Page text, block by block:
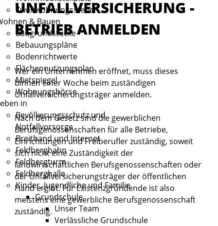
Zweitwohnungssteuer
& Bauen
Baugrundstücke
Bebauungspläne
Bodenrichtwerte
Flächennutzungsplan
Mietspiegel
Wohnungsbörse
in
Bevölkerungsschutz und
Notfallvorsorge
Breitband und Internet
Feldbergbahn
Feldbergturm
Feldberghalle
Kinder, Jugendliche und Familie
Grundschule
Unser Team
Verlässliche Grundschule
UNFALLVERSICHERUNG -
BETRIEB ANMELDEN
Wer ein Unternehmen eröffnet, muss dieses
binnen einer Woche beim zuständigen
Unfallversicherungsträger anmelden.
Nach dem Gesetz sind die gewerblichen
Berufsgenossenschaften für alle Betriebe,
Einrichtungen und Freiberufler zuständig, soweit
sich nicht eine Zuständigkeit der
landwirtschaftlichen Berufsgenossenschaften oder
der Unfallversicherungsträger der öffentlichen
Hand ergibt. Für Existenzgründende ist also
meistens eine gewerbliche Berufsgenossenschaft
zuständig.